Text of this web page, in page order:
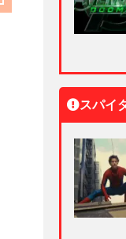
スパイダ